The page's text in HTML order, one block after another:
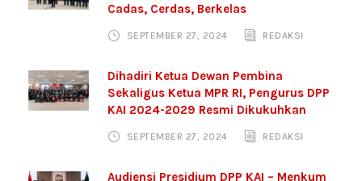
Cadas, Cerdas, Berkelas
SEPTEMBER 27, 2024 REDAKSI
Dihadiri Ketua Dewan Pembina
Sekaligus Ketua MPR RI, Pengurus DPP
KAI 2024-2029 Resmi Dikukuhkan
SEPTEMBER 27, 2024 REDAKSI
Audiensi Presidium DPP KAI – Menkum